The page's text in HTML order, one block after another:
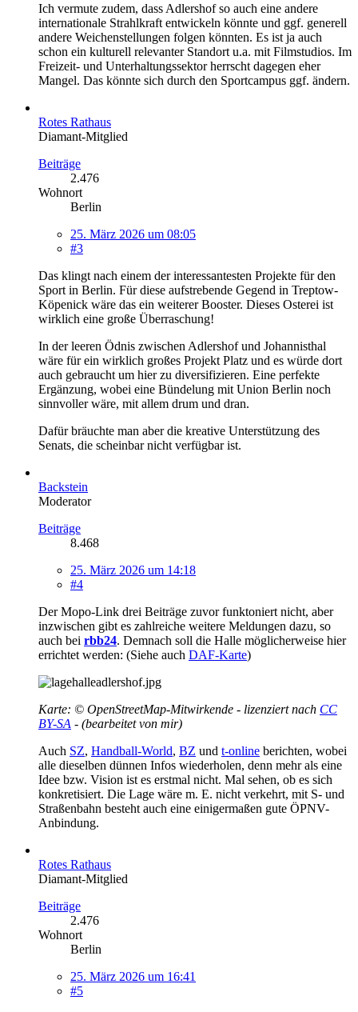
Ich vermute zudem, dass Adlershof so auch eine andere
internationale Strahlkraft entwickeln könnte und ggf. generell
andere Weichenstellungen folgen könnten. Es ist ja auch
schon ein kulturell relevanter Standort u.a. mit Filmstudios. Im
Freizeit- und Unterhaltungssektor herrscht dagegen eher
Mangel. Das könnte sich durch den Sportcampus ggf. ändern.
Rotes Rathaus
Diamant-Mitglied
Beiträge
2.476
Wohnort
Berlin
25. März 2026 um 08:05
#3
Das klingt nach einem der interessantesten Projekte für den
Sport in Berlin. Für diese aufstrebende Gegend in Treptow-
Köpenick wäre das ein weiterer Booster. Dieses Osterei ist
wirklich eine große Überraschung!
In der leeren Ödnis zwischen Adlershof und Johannisthal
wäre für ein wirklich großes Projekt Platz und es würde dort
auch gebraucht um hier zu diversifizieren. Eine perfekte
Ergänzung, wobei eine Bündelung mit Union Berlin noch
sinnvoller wäre, mit allem drum und dran.
Dafür bräuchte man aber die kreative Unterstützung des
Senats, die scheinbar nicht verfügbar ist.
Backstein
Moderator
Beiträge
8.468
25. März 2026 um 14:18
#4
Der Mopo-Link drei Beiträge zuvor funktoniert nicht, aber
inzwischen gibt es zahlreiche weitere Meldungen dazu, so
auch bei rbb24. Demnach soll die Halle möglicherweise hier
errichtet werden: (Siehe auch DAF-Karte)
Karte: © OpenStreetMap-Mitwirkende - lizenziert nach CC
BY-SA - (bearbeitet von mir)
Auch SZ, Handball-World, BZ und t-online berichten, wobei
alle dieselben dünnen Infos wiederholen, denn mehr als eine
Idee bzw. Vision ist es erstmal nicht. Mal sehen, ob es sich
konkretisiert. Die Lage wäre m. E. nicht verkehrt, mit S- und
Straßenbahn besteht auch eine einigermaßen gute ÖPNV-
Anbindung.
Rotes Rathaus
Diamant-Mitglied
Beiträge
2.476
Wohnort
Berlin
25. März 2026 um 16:41
#5